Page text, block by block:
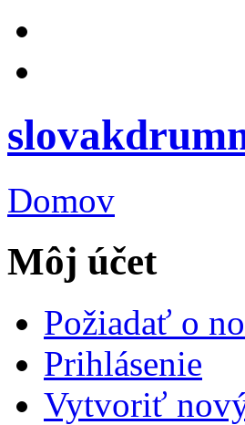
Domov
Môj účet
Požiadať o
Prihlásenie
Vytvoriť